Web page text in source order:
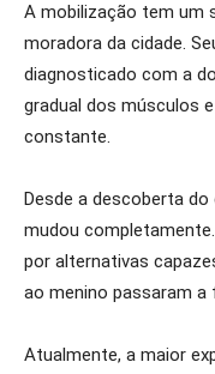
A mobilização tem um
moradora da cidade.
diagnosticado com a
gradual dos músculos
constante.
Desde a descoberta
mudou
por alternativas
ao menino passaram a
Atualmente, a maior